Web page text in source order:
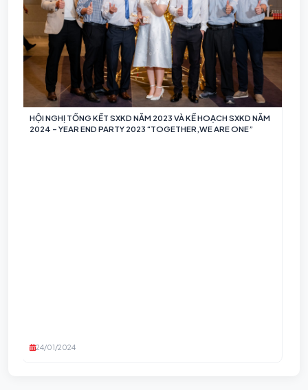
HỘI NGHỊ TỔNG KẾT SXKD NĂM 2023 VÀ KẾ HOẠCH SXKD NĂM
2024 - YEAR END PARTY 2023 “TOGETHER,WE ARE ONE”
24/01/2024